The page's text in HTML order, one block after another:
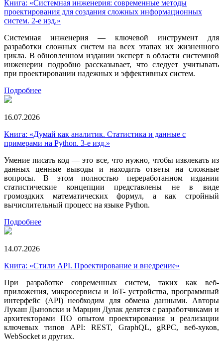
Книга: «Системная инженерия: современные методы
проектирования для создания сложных информационных
систем. 2-е изд.»
Системная инженерия — ключевой инструмент для
разработки сложных систем на всех этапах их жизненного
цикла. В обновленном издании эксперт в области системной
инженерии подробно рассказывает, что следует учитывать
при проектировании надежных и эффективных систем.
Подробнее
16.07.2026
Книга: «Думай как аналитик. Статистика и данные с
примерами на Python. 3-е изд.»
Умение писать код — это все, что нужно, чтобы извлекать из
данных ценные выводы и находить ответы на сложные
вопросы. В этом полностью переработанном издании
статистические концепции представлены не в виде
громоздких математических формул, а как стройный
вычислительный процесс на языке Python.
Подробнее
14.07.2026
Книга: «Стили API. Проектирование и внедрение»
При разработке современных систем, таких как веб-
приложения, микросервисы и IoT- устройства, программный
интерфейс (API) необходим для обмена данными. Авторы
Лукаш Дыновски и Марцин Дулак делятся с разработчиками и
архитекторами ПО опытом проектирования и реализации
ключевых типов API: REST, GraphQL, gRPC, веб-хуков,
WebSocket и других.